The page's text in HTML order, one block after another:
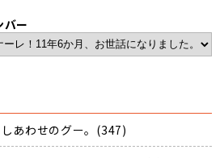
バー
あわせのグー。(347)